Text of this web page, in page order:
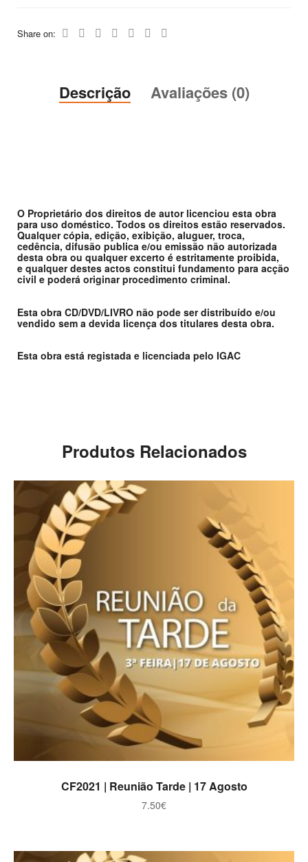
Share on:
Descrição Avaliações (0)
O Proprietário dos direitos de autor licenciou esta obra
para uso doméstico. Todos os direitos estão reservados.
Qualquer cópia, edição, exibição, aluguer, troca,
cedência, difusão publica e/ou emissão não autorizada
desta obra ou qualquer excerto é estritamente proibida,
e qualquer destes actos constitui fundamento para acção
civil e poderá originar procedimento criminal.
Esta obra CD/DVD/LIVRO não pode ser distribuído e/ou
vendido sem a devida licença dos titulares desta obra.
Esta obra está registada e licenciada pelo IGAC
Produtos Relacionados
ADICIONAR
CF2021 | Reunião Tarde | 17 Agosto
7.50€